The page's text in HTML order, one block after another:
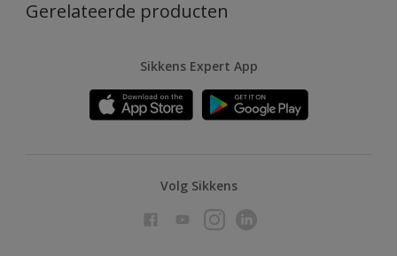
Gerelateerde producten
Sikkens Expert App
Volg Sikkens